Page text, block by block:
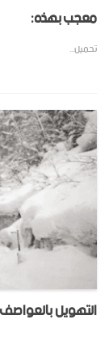
معجب بهذه:
تحميل...
التهويل